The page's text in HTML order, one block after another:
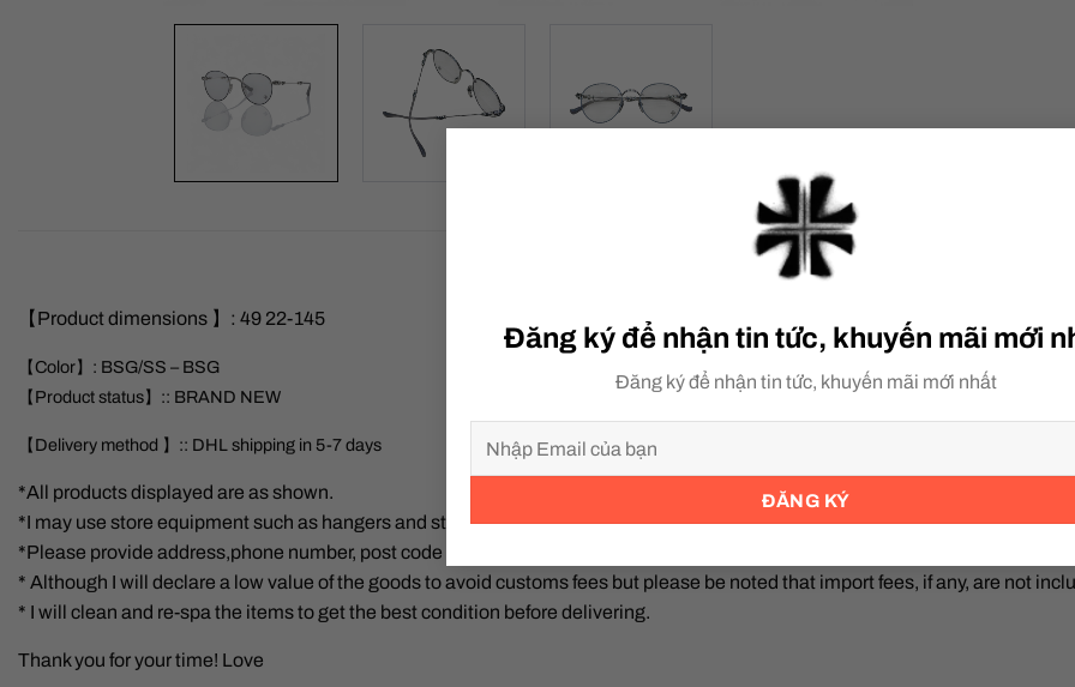
Đăng ký để nhận tin tức, khuyến mãi mới
Đăng ký để nhận tin tức, khuyến mãi mới nhất
MÔ TẢ ĐÁNH GIÁ (0)
【Product dimensions 】: 49 22-145
【Color】: BSG/SS – BSG
【Product status】:: BRAND NEW
【Delivery method 】:: DHL shipping in 5-7 days
*All products displayed are as shown.
*I may use store equipment such as hangers and stands to take photos, but this equipment is not included.
*Please provide address,phone number, post code after purchase.
* Although I will declare a low value of the goods to avoid customs fees but please be noted that import fees, if any, are not
* I will clean and re-spa the items to get the best condition before delivering.
Thank you for your time! Love